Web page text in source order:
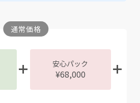
通常価格
安心パック
¥68,000